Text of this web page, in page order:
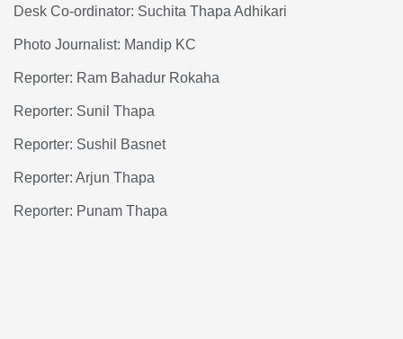
Desk Co-ordinator: Suchita Thapa Adhikari
Photo Journalist: Mandip KC
Reporter: Ram Bahadur Rokaha
Reporter: Sunil Thapa
Reporter: Sushil Basnet
Reporter: Arjun Thapa
Reporter: Punam Thapa